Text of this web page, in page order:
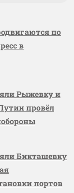
по
в
Рыжевку и
провёл
Бикташевку
портов